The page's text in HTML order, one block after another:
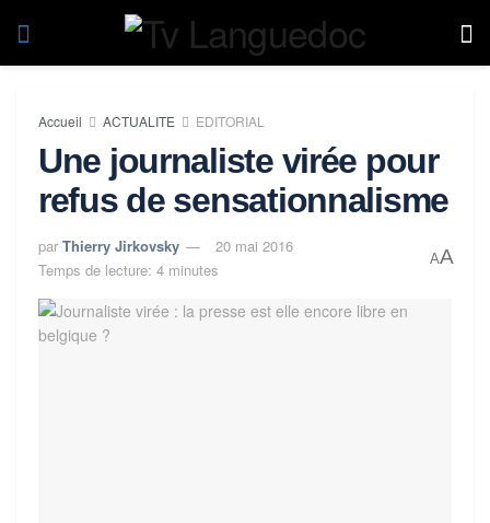
Accueil ACTUALITE EDITORIAL
Une journaliste virée pour
refus de sensationnalisme
par Thierry Jirkovsky
20 mai 2016
Temps de lecture: 4 minutes
AA